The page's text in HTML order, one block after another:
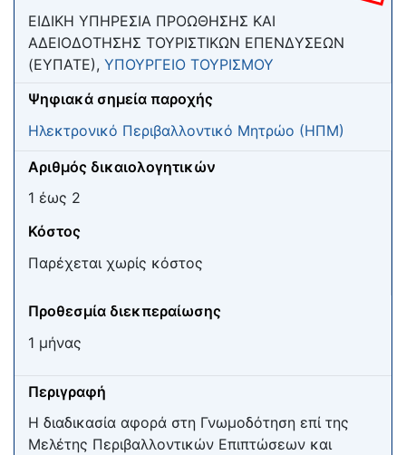
ΕΙΔΙΚΗ ΥΠΗΡΕΣΙΑ ΠΡΟΩΘΗΣΗΣ ΚΑΙ
ΑΔΕΙΟΔΟΤΗΣΗΣ ΤΟΥΡΙΣΤΙΚΩΝ ΕΠΕΝΔΥΣΕΩΝ
(ΕΥΠΑΤΕ), ΥΠΟΥΡΓΕΙΟ ΤΟΥΡΙΣΜΟΥ
Ψηφιακά σημεία παροχής
Ηλεκτρονικό Περιβαλλοντικό Μητρώο (ΗΠΜ)
Αριθμός δικαιολογητικών
1 έως 2
Κόστος
Παρέχεται χωρίς κόστος
Προθεσμία διεκπεραίωσης
1 μήνας
Περιγραφή
Η διαδικασία αφορά στη Γνωμοδότηση επί της
Μελέτης Περιβαλλοντικών Επιπτώσεων και